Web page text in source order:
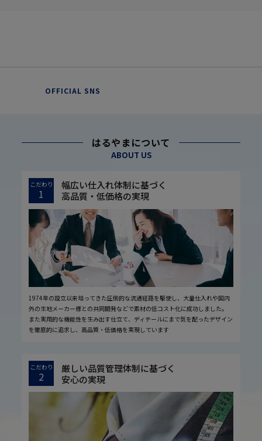
OFFICIAL SNS
はるやまについて
ABOUT US
こだわり
1
幅広い仕入れ体制に基づく
高品質・低価格の実現
1974年の設立以来培ってきた圧倒的な流通経路を駆使し、大量仕入れや国内
外の生地メーカー様との共同開発などで素材の低コスト化に成功しました。
また実用的な機能性を生み出す仕立て、ディテールにまで気を配ったデザイン
を徹底的に追求し、高品質・低価格を実現しています
こだわり
2
厳しい品質管理体制に基づく
安心の実現